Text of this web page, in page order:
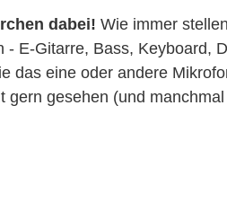
dabei! Wie immer
- E-Gitarre, Bass, Keyboard,
das eine oder andere
gern gesehen (und